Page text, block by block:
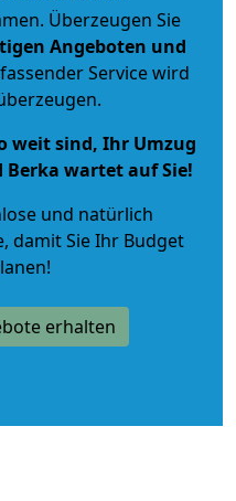
Überzeugen Sie
Angeboten und
Service wird
weit sind, Ihr Umzug
wartet auf Sie!
und natürlich
, damit Sie Ihr Budget
erhalten